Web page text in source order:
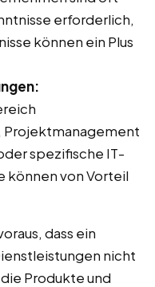
erforderlich,
können ein Plus
Projektmanagement
spezifische IT-
können von Vorteil
dass ein
nicht
Produkte und